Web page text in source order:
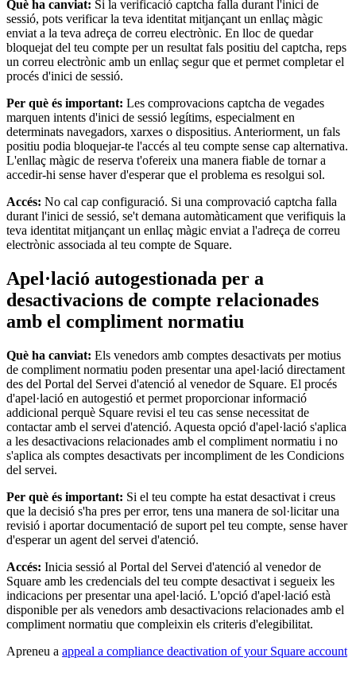
Què ha canviat: Si la verificació captcha falla durant l'inici de
sessió, pots verificar la teva identitat mitjançant un enllaç màgic
enviat a la teva adreça de correu electrònic. En lloc de quedar
bloquejat del teu compte per un resultat fals positiu del captcha, reps
un correu electrònic amb un enllaç segur que et permet completar el
procés d'inici de sessió.
Per què és important: Les comprovacions captcha de vegades
marquen intents d'inici de sessió legítims, especialment en
determinats navegadors, xarxes o dispositius. Anteriorment, un fals
positiu podia bloquejar-te l'accés al teu compte sense cap alternativa.
L'enllaç màgic de reserva t'ofereix una manera fiable de tornar a
accedir-hi sense haver d'esperar que el problema es resolgui sol.
Accés: No cal cap configuració. Si una comprovació captcha falla
durant l'inici de sessió, se't demana automàticament que verifiquis la
teva identitat mitjançant un enllaç màgic enviat a l'adreça de correu
electrònic associada al teu compte de Square.
Apel·lació autogestionada per a
desactivacions de compte relacionades
amb el compliment normatiu
Què ha canviat: Els venedors amb comptes desactivats per motius
de compliment normatiu poden presentar una apel·lació directament
des del Portal del Servei d'atenció al venedor de Square. El procés
d'apel·lació en autogestió et permet proporcionar informació
addicional perquè Square revisi el teu cas sense necessitat de
contactar amb el servei d'atenció. Aquesta opció d'apel·lació s'aplica
a les desactivacions relacionades amb el compliment normatiu i no
s'aplica als comptes desactivats per incompliment de les Condicions
del servei.
Per què és important: Si el teu compte ha estat desactivat i creus
que la decisió s'ha pres per error, tens una manera de sol·licitar una
revisió i aportar documentació de suport pel teu compte, sense haver
d'esperar un agent del servei d'atenció.
Accés: Inicia sessió al Portal del Servei d'atenció al venedor de
Square amb les credencials del teu compte desactivat i segueix les
indicacions per presentar una apel·lació. L'opció d'apel·lació està
disponible per als venedors amb desactivacions relacionades amb el
compliment normatiu que compleixin els criteris d'elegibilitat.
Apreneu a appeal a compliance deactivation of your Square account